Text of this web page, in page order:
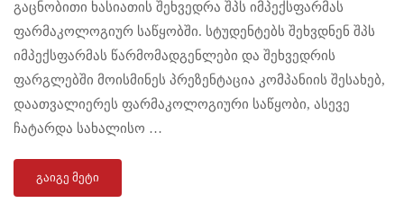
გაცნობითი ხასიათის შეხვედრა შპს იმპექსფარმას
ფარმაკოლოგიურ საწყობში. სტუდენტებს შეხვდნენ შპს
იმპექსფარმას წარმომადგენლები და შეხვედრის
ფარგლებში მოისმინეს პრეზენტაცია კომპანიის შესახებ,
დაათვალიერეს ფარმაკოლოგიური საწყობი, ასევე
ჩატარდა სახალისო …
ᲒᲐᲘᲒᲔ ᲛᲔᲢᲘ